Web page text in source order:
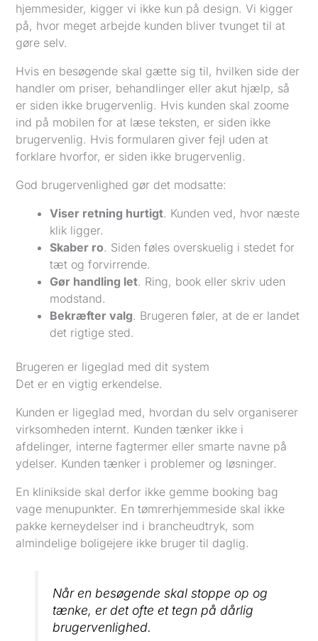
hjemmesider, kigger vi ikke kun på design. Vi kigger
på, hvor meget arbejde kunden bliver tvunget til at
gøre selv.
Hvis en besøgende skal gætte sig til, hvilken side der
handler om priser, behandlinger eller akut hjælp, så
er siden ikke brugervenlig. Hvis kunden skal zoome
ind på mobilen for at læse teksten, er siden ikke
brugervenlig. Hvis formularen giver fejl uden at
forklare hvorfor, er siden ikke brugervenlig.
God brugervenlighed gør det modsatte:
Viser retning hurtigt. Kunden ved, hvor næste
klik ligger.
Skaber ro. Siden føles overskuelig i stedet for
tæt og forvirrende.
Gør handling let. Ring, book eller skriv uden
modstand.
Bekræfter valg. Brugeren føler, at de er landet
det rigtige sted.
Brugeren er ligeglad med dit system
Det er en vigtig erkendelse.
Kunden er ligeglad med, hvordan du selv organiserer
virksomheden internt. Kunden tænker ikke i
afdelinger, interne fagtermer eller smarte navne på
ydelser. Kunden tænker i problemer og løsninger.
En klinikside skal derfor ikke gemme booking bag
vage menupunkter. En tømrerhjemmeside skal ikke
pakke kerneydelser ind i brancheudtryk, som
almindelige boligejere ikke bruger til daglig.
Når en besøgende skal stoppe op og
tænke, er det ofte et tegn på dårlig
brugervenlighed.